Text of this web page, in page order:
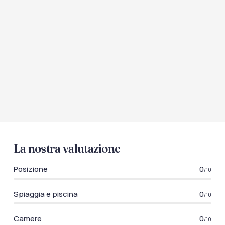
La nostra valutazione
Posizione 0/10
Spiaggia e piscina 0/10
Camere 0/10